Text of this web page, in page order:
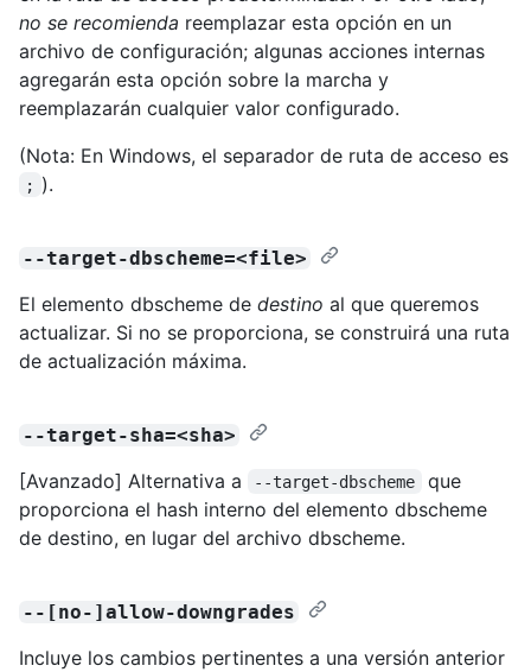
no se recomienda reemplazar esta opción en un
archivo de configuración; algunas acciones internas
agregarán esta opción sobre la marcha y
reemplazarán cualquier valor configurado.
(Nota: En Windows, el separador de ruta de acceso es
; ).
--target-dbscheme=<file>
El elemento dbscheme de destino al que queremos
actualizar. Si no se proporciona, se construirá una ruta
de actualización máxima.
--target-sha=<sha>
[Avanzado] Alternativa a --target-dbscheme
que
proporciona el hash interno del elemento dbscheme
de destino, en lugar del archivo dbscheme.
--[no-]allow-downgrades
Incluye los cambios pertinentes a una versión anterior